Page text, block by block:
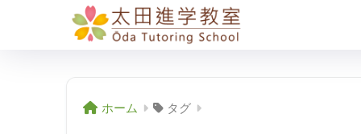
ホーム タグ